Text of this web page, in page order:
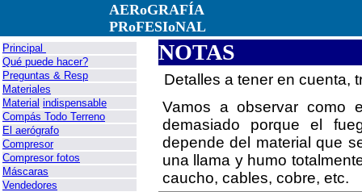
AERoGRAFÍA
PRoFESIoNAL
Principal
Qué puede hacer?
Preguntas & Resp
Materiales
Material indispensable
Compás Todo Terreno
El aerógrafo
Compresor
Compresor fotos
Máscaras
Vendedores
NOTAS
Detalles a tener en cuenta,
Vamos a observar como
demasiado porque el
depende del material que
una llama y humo
caucho, cables, cobre, etc.